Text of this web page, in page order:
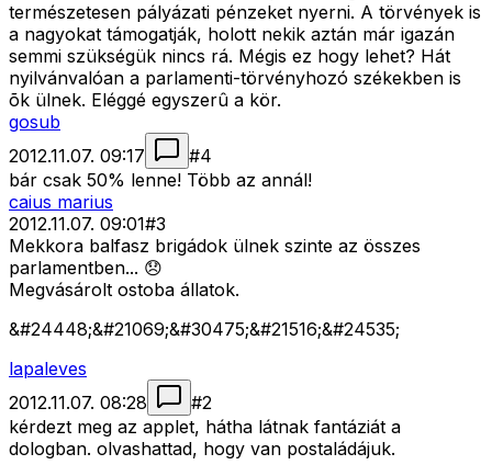
természetesen pályázati pénzeket nyerni. A törvények is
a nagyokat támogatják, holott nekik aztán már igazán
semmi szükségük nincs rá. Mégis ez hogy lehet? Hát
nyilvánvalóan a parlamenti-törvényhozó székekben is
õk ülnek. Eléggé egyszerû a kör.
gosub
2012.11.07. 09:17
#4
bár csak 50% lenne! Több az annál!
caius marius
2012.11.07. 09:01#3
Mekkora balfasz brigádok ülnek szinte az összes
parlamentben... 😞
Megvásárolt ostoba állatok.
&#24448;&#21069;&#30475;&#21516;&#24535;
lapaleves
2012.11.07. 08:28
#2
kérdezt meg az applet, hátha látnak fantáziát a
dologban. olvashattad, hogy van postaládájuk.